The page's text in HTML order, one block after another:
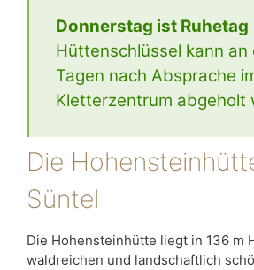
Donnerstag ist Ruhetag
Hüttenschlüssel kann an
Tagen nach Absprache
Kletterzentrum abgeholt
Die
Süntel
Die Hohensteinhütte liegt in 136 m
waldreichen und landschaftlich